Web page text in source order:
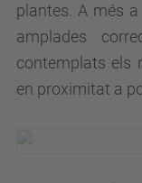
plantes. A més
amplades
contemplats els
en proximitat a